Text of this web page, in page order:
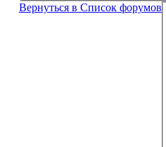
Вернуться в Список форумов